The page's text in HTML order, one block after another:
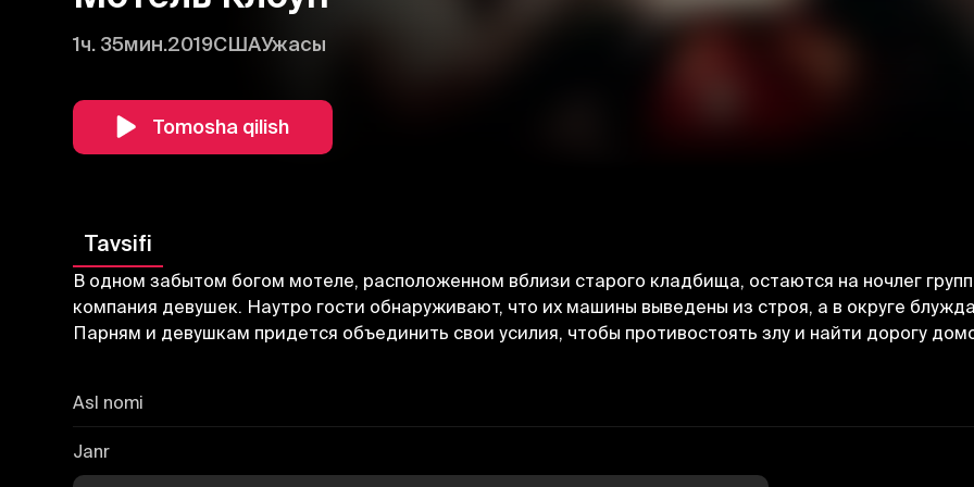
1ч. 35мин.2019СШАУжасы
Tomosha qilish
Tavsifi
В одном забытом богом мотеле, расположенном вблизи старого кладбища, остаются на ночлег
компания девушек. Наутро гости обнаруживают, что их машины выведены из строя, а в округе
Парням и девушкам придется объединить свои усилия, чтобы противостоять злу и найти дорогу
Asl nomi
Janr